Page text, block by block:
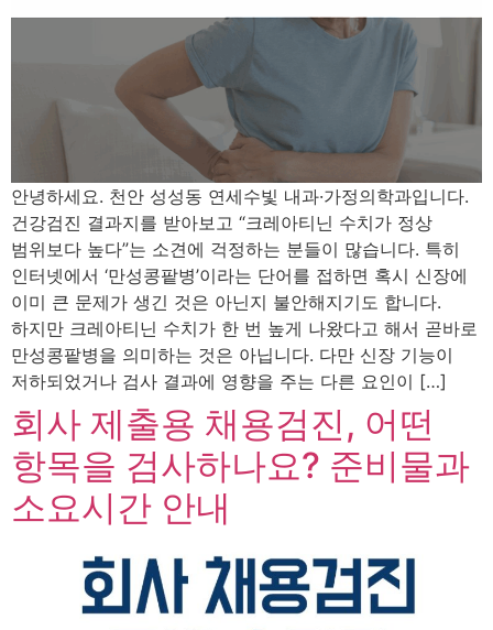
안녕하세요. 천안 성성동 연세수빛 내과·가정의학과입니다.
건강검진 결과지를 받아보고 “크레아티닌 수치가 정상
범위보다 높다”는 소견에 걱정하는 분들이 많습니다. 특히
인터넷에서 ‘만성콩팥병’이라는 단어를 접하면 혹시 신장에
이미 큰 문제가 생긴 것은 아닌지 불안해지기도 합니다.
하지만 크레아티닌 수치가 한 번 높게 나왔다고 해서 곧바로
만성콩팥병을 의미하는 것은 아닙니다. 다만 신장 기능이
저하되었거나 검사 결과에 영향을 주는 다른 요인이 […]
회사 제출용 채용검진, 어떤
항목을 검사하나요? 준비물과
소요시간 안내